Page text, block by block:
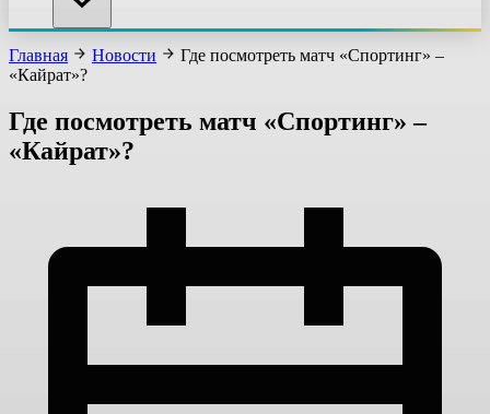
Главная Новости
Где посмотреть матч «Спортинг» –
«Кайрат»?
Где посмотреть матч «Спортинг» –
«Кайрат»?